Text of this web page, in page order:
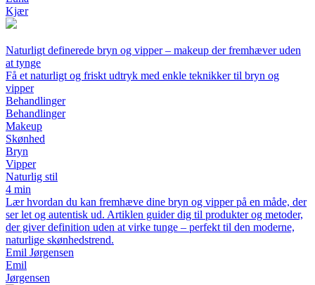
Kjær
Naturligt definerede bryn og vipper – makeup der fremhæver uden
at tynge
Få et naturligt og friskt udtryk med enkle teknikker til bryn og
vipper
Behandlinger
Behandlinger
Makeup
Skønhed
Bryn
Vipper
Naturlig stil
4 min
Lær hvordan du kan fremhæve dine bryn og vipper på en måde, der
ser let og autentisk ud. Artiklen guider dig til produkter og metoder,
der giver definition uden at virke tunge – perfekt til den moderne,
naturlige skønhedstrend.
Emil Jørgensen
Emil
Jørgensen